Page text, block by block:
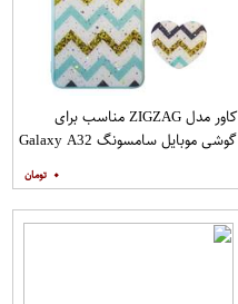
کاور مدل ZIGZAG مناسب برای
گوشی موبایل سامسونگ Galaxy A32
۰